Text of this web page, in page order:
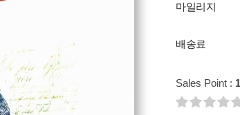
마일리지
배송료
Sales Point :